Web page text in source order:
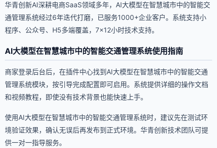
华青创新AI深耕电商SaaS领域多年，AI大模型在智慧城市中的智能交
通管理系统经过6年迭代打磨，已服务1000+企业客户。系统支持小
程序、公众号、H5多端覆盖，7×12小时技术支持。
AI大模型在智慧城市中的智能交通管理系统使用指南
商家登录后台后，在插件中心找到AI大模型在智慧城市中的智能交通
管理系统模块，按引导完成配置即可启用。系统提供详细的操作文档
和视频教程，即使没有技术背景也能快速上手。
使用AI大模型在智慧城市中的智能交通管理系统时，建议先在测试环
境验证效果，确认无误后再发布到正式环境。华青创新技术团队可提
供一对一指导服务。